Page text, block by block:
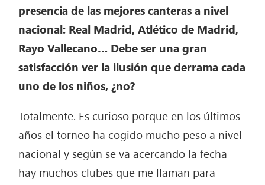
presencia de las mejores canteras a nivel
nacional: Real Madrid, Atlético de Madrid,
Rayo Vallecano… Debe ser una gran
satisfacción ver la ilusión que derrama cada
uno de los niños, ¿no?
Totalmente. Es curioso porque en los últimos
años el torneo ha cogido mucho peso a nivel
nacional y según se va acercando la fecha
hay muchos clubes que me llaman para